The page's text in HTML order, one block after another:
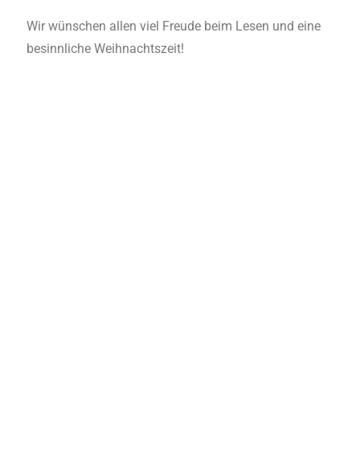
Wir wünschen allen viel Freude beim Lesen und eine
besinnliche Weihnachtszeit!